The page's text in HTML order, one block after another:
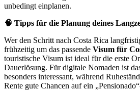
unbedingt einplanen.
🧠 Tipps für die Planung deines
Wer den Schritt nach Costa Rica
frühzeitig um das passende Visum für
touristische Visum ist ideal für die erste
Dauerlösung. Für digitale Nomaden ist
besonders interessant, während
Rente gute Chancen auf ein